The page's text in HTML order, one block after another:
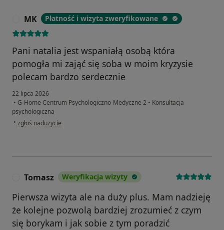
MK Płatność i wizyta zweryfikowane
Pani natalia jest wspaniałą osobą która
pomogła mi zająć się soba w moim kryzysie
polecam bardzo serdecznie
22 lipca 2026
• G-Home Centrum Psychologiczno-Medyczne 2 • Konsultacja
psychologiczna
• w opinii użytkownika MK
zgłoś nadużycie
Tomasz Weryfikacja wizyty
Pierwsza wizyta ale na duży plus. Mam nadzieję
że kolejne pozwolą bardziej zrozumieć z czym
się borykam i jak sobie z tym poradzić